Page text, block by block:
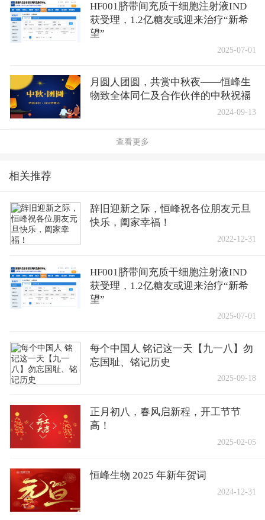
HF001脐带间充质干细胞注射液IND
获受理，1.2亿糖友或迎来治疗“新希
望”
2025-07-01
月圆人团圆，共赏中秋夜——恒峰生
物致全体同仁及合作伙伴的中秋祝福
2024-09-13
查看更多
相关推荐
辞旧迎新之际，恒峰祝各位朋友元旦
快乐，阖家幸福！
2022-12-31
HF001脐带间充质干细胞注射液IND
获受理，1.2亿糖友或迎来治疗“新希
望”
2025-07-01
每个中国人 铭记这一天【九一八】勿
忘国耻、铭记历史
2025-09-18
正月初八，春风启新程，开工节节
高！
2025-02-05
恒峰生物 2025 年新年贺词
2024-12-31